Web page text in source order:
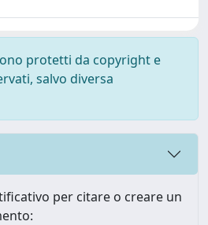
protetti da copyright e
salvo diversa
per citare o creare un